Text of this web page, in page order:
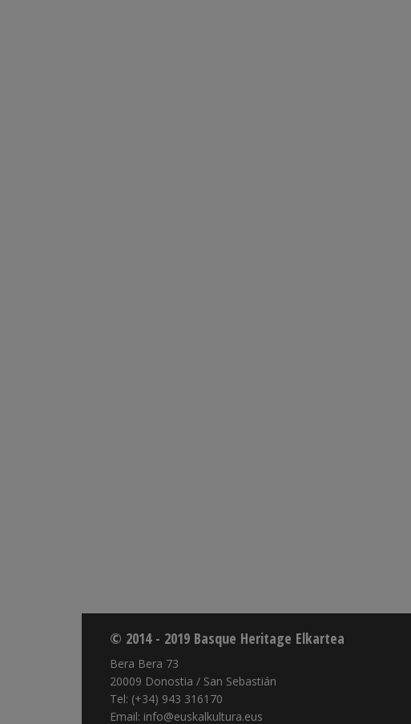
© 2014 - 2019 Basque Heritage Elkartea
Bera Bera 73
20009 Donostia / San Sebastián
Tel: (+34) 943 316170
Email: info@euskalkultura.eus